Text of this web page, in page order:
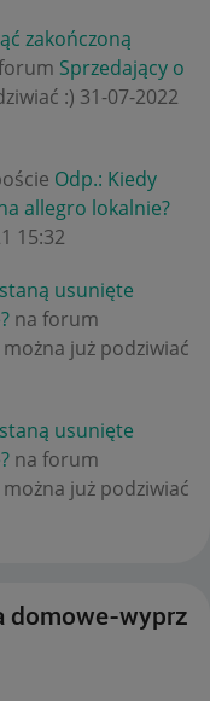
zakończoną
Sprzedający o
:) ‎31-07-2022
Odp.: Kiedy
allegro lokalnie?
15:32
usunięte
na forum
można już podziwiać
usunięte
na forum
można już podziwiać
domowe-wyprz